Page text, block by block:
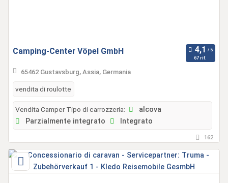
Camping-Center Vöpel GmbH
67 rif.
65462 Gustavsburg, Assia, Germania
vendita di roulotte
Vendita Camper Tipo di carrozzeria:
alcova
Parzialmente integrato
Integrato
162